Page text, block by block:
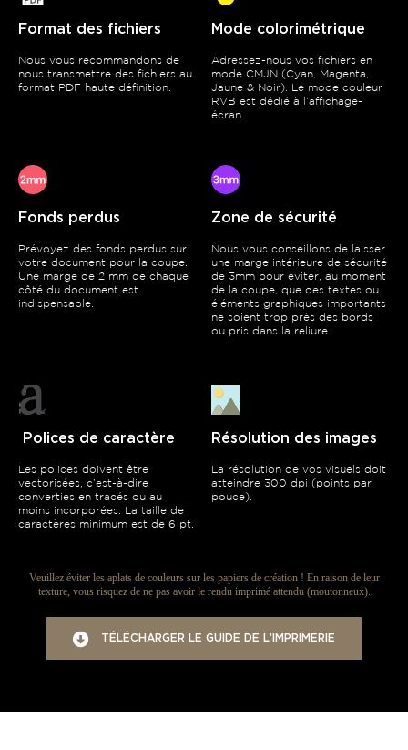
Format des fichiers
Nous vous recommandons de
nous transmettre des fichiers au
format PDF haute définition.
Mode colorimétrique
Adressez-nous vos fichiers en
mode CMJN (Cyan, Magenta,
Jaune & Noir). Le mode couleur
RVB est dédié à l’affichage-
écran.
Fonds perdus
Prévoyez des fonds perdus sur
votre document pour la coupe.
Une marge de 2 mm de chaque
côté du document est
indispensable.
Zone de sécurité
Nous vous conseillons de laisser
une marge intérieure de sécurité
de 3mm pour éviter, au moment
de la coupe, que des textes ou
éléments graphiques importants
ne soient trop près des bords
ou pris dans la reliure.
Polices de caractère
Les polices doivent être
vectorisées, c’est-à-dire
converties en tracés ou au
moins incorporées. La taille de
caractères minimum est de 6 pt.
Résolution des images
La résolution de vos visuels doit
atteindre 300 dpi (points par
pouce).
Veuillez éviter les aplats de couleurs sur les papiers de création ! En raison de leur
texture, vous risquez de ne pas avoir le rendu imprimé attendu (moutonneux).
TÉLÉCHARGER LE GUIDE DE L’IMPRIMERIE